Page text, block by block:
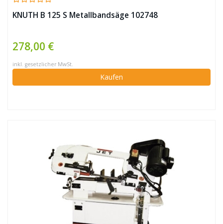
KNUTH B 125 S Metallbandsäge 102748
278,00 €
inkl. gesetzlicher MwSt.
Kaufen